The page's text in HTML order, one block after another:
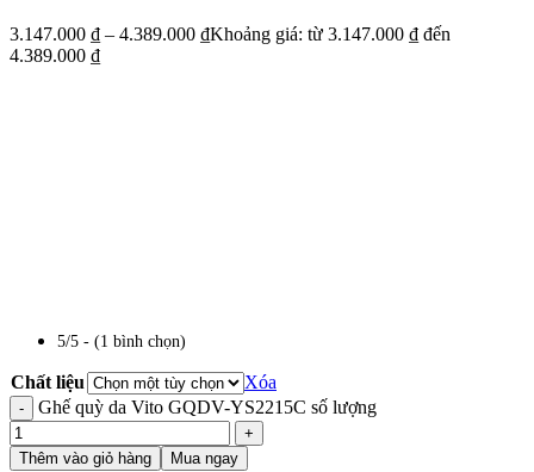
3.147.000 ₫ – 4.389.000 ₫Khoảng giá: từ 3.147.000 ₫ đến
4.389.000 ₫
5/5 - (1 bình chọn)
Chất liệu
Xóa
Ghế quỳ da Vito GQDV-YS2215C số lượng
Thêm vào giỏ hàng Mua ngay